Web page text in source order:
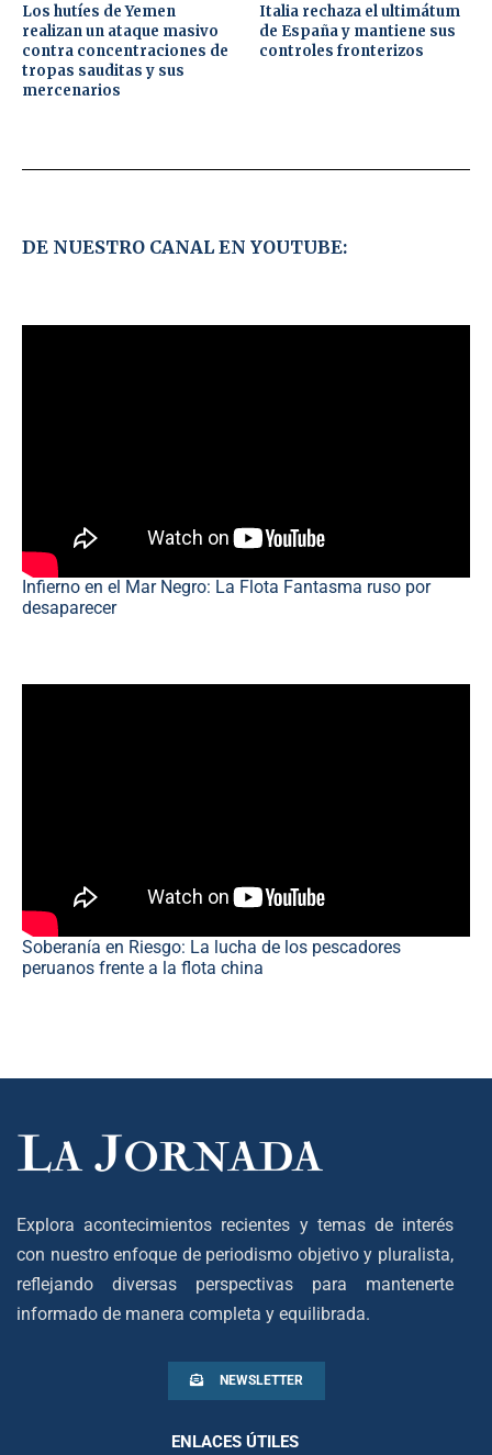
Los hutíes de Yemen
realizan un ataque masivo
contra concentraciones de
tropas sauditas y sus
mercenarios
Italia rechaza el ultimátum
de España y mantiene sus
controles fronterizos
DE NUESTRO CANAL EN YOUTUBE:
Infierno en el Mar Negro: La Flota Fantasma ruso por
desaparecer
Soberanía en Riesgo: La lucha de los pescadores
peruanos frente a la flota china
Explora acontecimientos recientes y temas de interés
con nuestro enfoque de periodismo objetivo y pluralista,
reflejando diversas perspectivas para mantenerte
informado de manera completa y equilibrada.
NEWSLETTER
ENLACES ÚTILES